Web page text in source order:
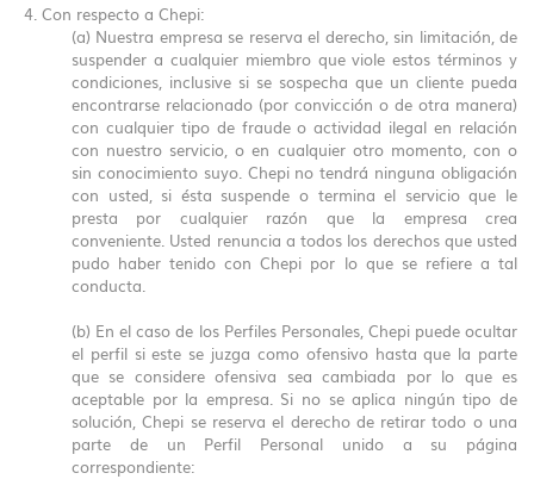
4. Con respecto a Chepi:
(a) Nuestra empresa se reserva el derecho, sin limitación, de
suspender a cualquier miembro que viole estos términos y
condiciones, inclusive si se sospecha que un cliente pueda
encontrarse relacionado (por convicción o de otra manera)
con cualquier tipo de fraude o actividad ilegal en relación
con nuestro servicio, o en cualquier otro momento, con o
sin conocimiento suyo. Chepi no tendrá ninguna obligación
con usted, si ésta suspende o termina el servicio que le
presta por cualquier razón que la empresa crea
conveniente. Usted renuncia a todos los derechos que usted
pudo haber tenido con Chepi por lo que se refiere a tal
conducta.
(b) En el caso de los Perfiles Personales, Chepi puede ocultar
el perfil si este se juzga como ofensivo hasta que la parte
que se considere ofensiva sea cambiada por lo que es
aceptable por la empresa. Si no se aplica ningún tipo de
solución, Chepi se reserva el derecho de retirar todo o una
parte de un Perfil Personal unido a su página
correspondiente: